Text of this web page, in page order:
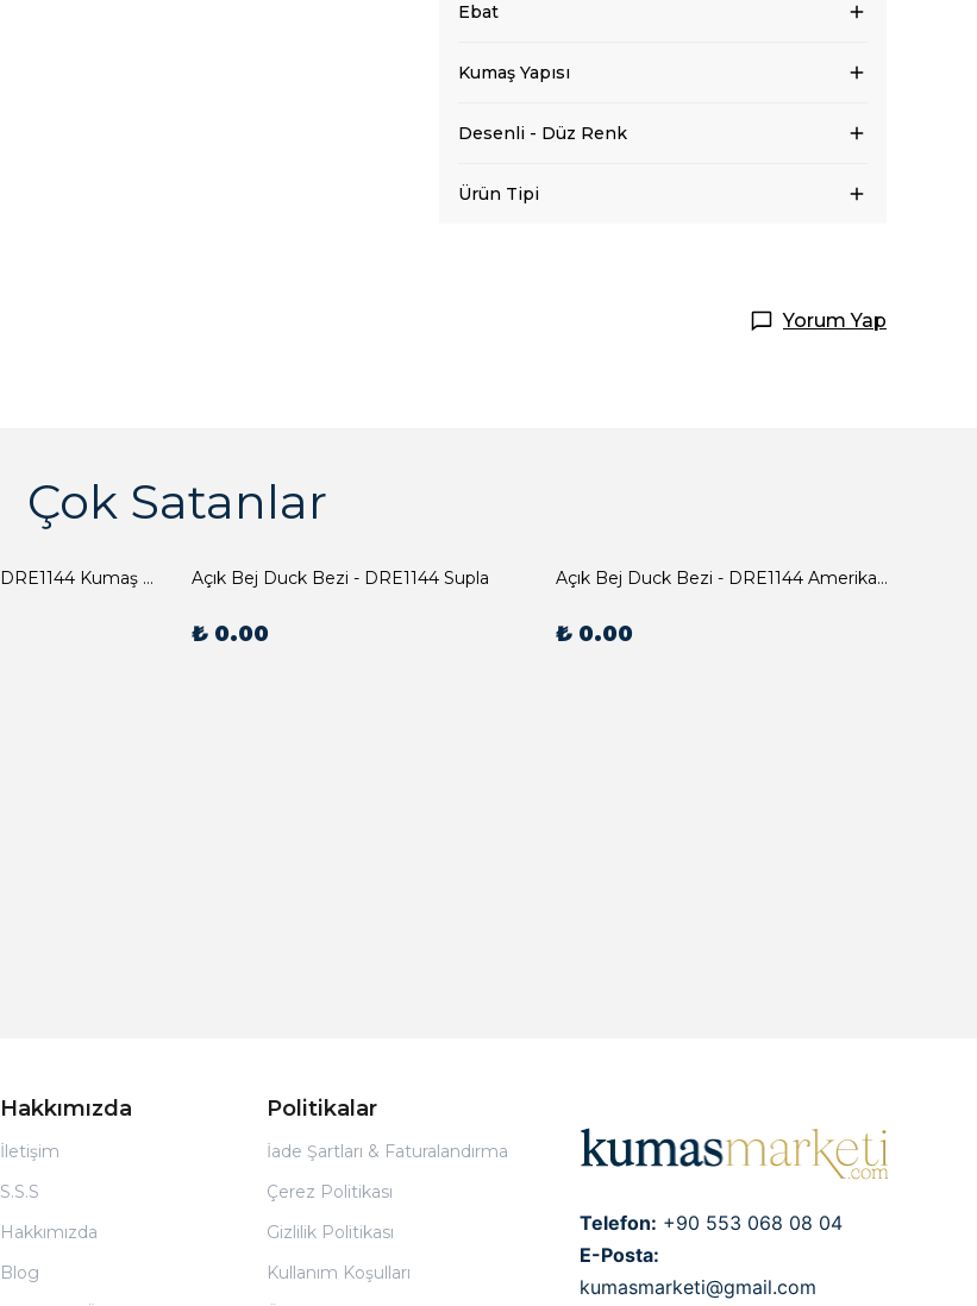
Ebat
Kumaş Yapısı
Desenli - Düz Renk
Ürün Tipi
Yorum Yap
Çok Satanlar
Açık Bej Duck Bezi - DRE1144 Kumaş Peçete Açık Bej Duck Bezi - DRE1144 Supla
₺ 0.00
Açık Bej Duck Bezi - DRE1144 Amerikan Servis
₺ 0.00
Hakkımızda
İletişim
S.S.S
Hakkımızda
Blog
Politikalar
İade Şartları & Faturalandırma
Çerez Politikası
Gizlilik Politikası
Kullanım Koşulları
Telefon: +90 553 068 08 04
E-Posta:
kumasmarketi@gmail.com